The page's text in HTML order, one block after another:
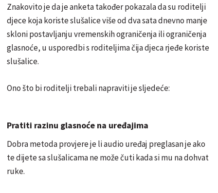
Znakovito je da je anketa također pokazala da su roditelji
djece koja koriste slušalice više od dva sata dnevno manje
skloni postavljanju vremenskih ograničenja ili ograničenja
glasnoće, u usporedbi s roditeljima čija djeca rjeđe koriste
slušalice.
Ono što bi roditelji trebali napraviti je sljedeće:
Pratiti razinu glasnoće na uređajima
Dobra metoda provjere je li audio uređaj preglasan je ako
te dijete sa slušalicama ne može čuti kada si mu na dohvat
ruke.